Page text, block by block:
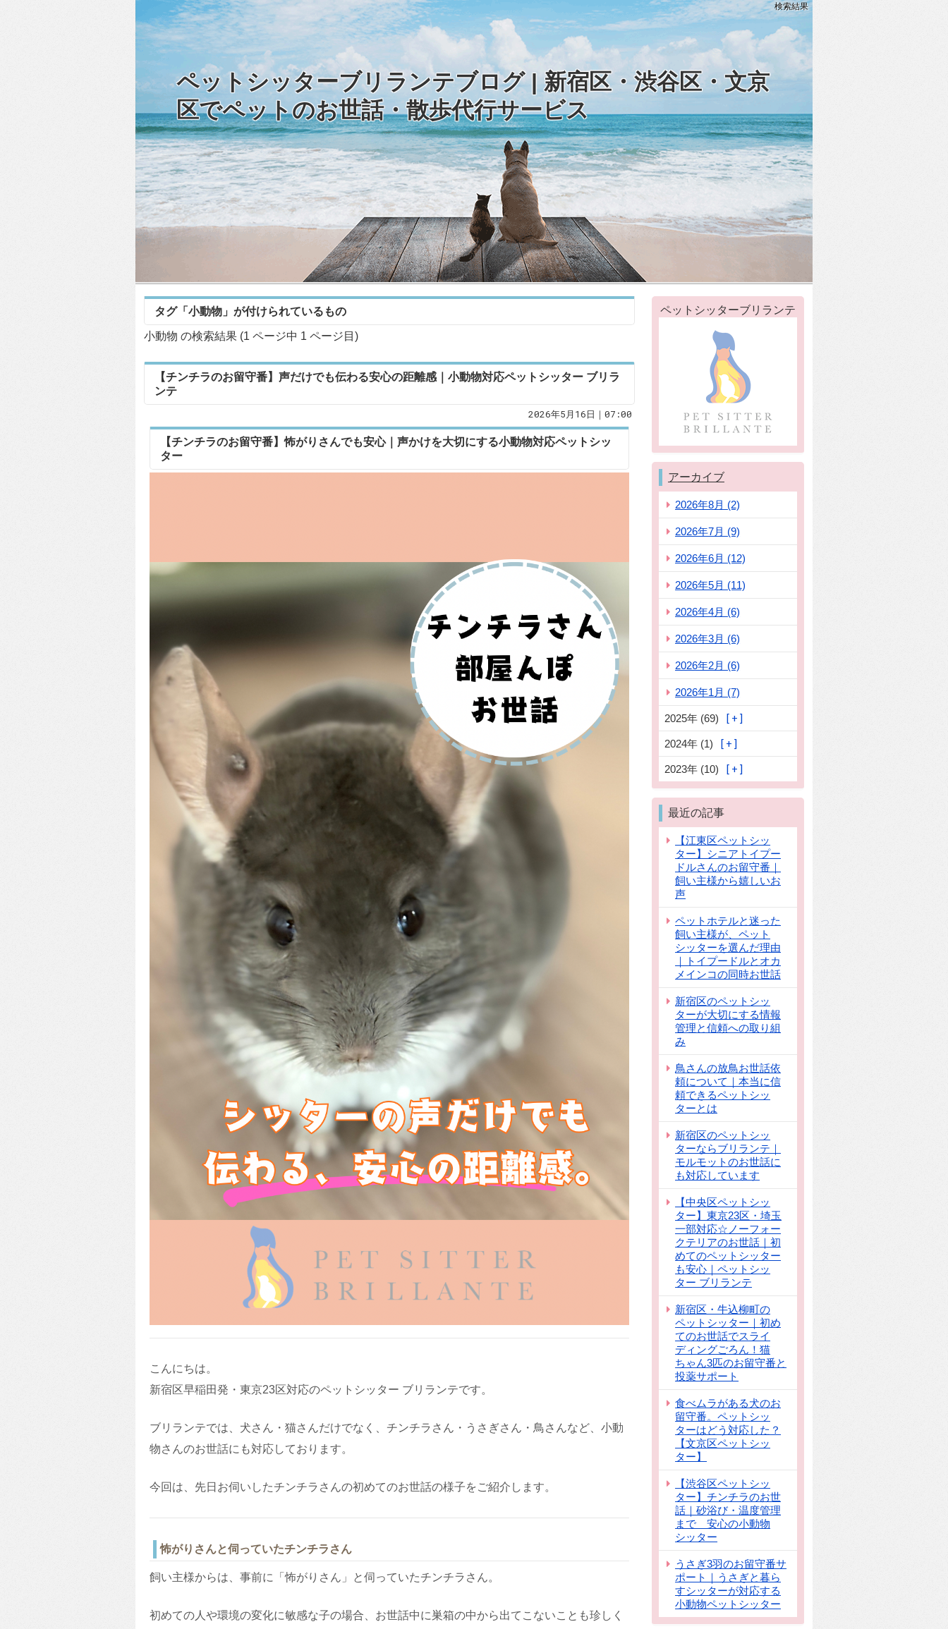
検索結果
ペットシッターブリランテブログ | 新宿区・渋谷区・文京
区でペットのお世話・散歩代行サービス
タグ「小動物」が付けられているもの
小動物 の検索結果 (1 ページ中 1 ページ目)
【チンチラのお留守番】声だけでも伝わる安心の距離感｜小動物対応ペットシッター ブリラ
ンテ
2026年5月16日｜07:00
【チンチラのお留守番】怖がりさんでも安心｜声かけを大切にする小動物対応ペットシッ
ター
こんにちは。
新宿区早稲田発・東京23区対応のペットシッター ブリランテです。
ブリランテでは、犬さん・猫さんだけでなく、チンチラさん・うさぎさん・鳥さんなど、小動
物さんのお世話にも対応しております。
今回は、先日お伺いしたチンチラさんの初めてのお世話の様子をご紹介します。
怖がりさんと伺っていたチンチラさん
飼い主様からは、事前に「怖がりさん」と伺っていたチンチラさん。
初めての人や環境の変化に敏感な子の場合、お世話中に巣箱の中から出てこないことも珍しく
ペットシッターブリランテ
アーカイブ
2026年8月 (2)
2026年7月 (9)
2026年6月 (12)
2026年5月 (11)
2026年4月 (6)
2026年3月 (6)
2026年2月 (6)
2026年1月 (7)
2025年 (69)
2024年 (1)
2023年 (10)
最近の記事
【江東区ペットシッ
ター】シニアトイプー
ドルさんのお留守番｜
飼い主様から嬉しいお
声
ペットホテルと迷った
飼い主様が、ペット
シッターを選んだ理由
｜トイプードルとオカ
メインコの同時お世話
新宿区のペットシッ
ターが大切にする情報
管理と信頼への取り組
み
鳥さんの放鳥お世話依
頼について｜本当に信
頼できるペットシッ
ターとは
新宿区のペットシッ
ターならブリランテ｜
モルモットのお世話に
も対応しています
【中央区ペットシッ
ター】東京23区・埼玉
一部対応☆ノーフォー
クテリアのお世話｜初
めてのペットシッター
も安心｜ペットシッ
ター ブリランテ
新宿区・牛込柳町の
ペットシッター｜初め
てのお世話でスライ
ディングごろん！猫
ちゃん3匹のお留守番と
投薬サポート
食べムラがある犬のお
留守番。ペットシッ
ターはどう対応した？
【文京区ペットシッ
ター】
【渋谷区ペットシッ
ター】チンチラのお世
話｜砂浴び・温度管理
まで 安心の小動物
シッター
うさぎ3羽のお留守番サ
ポート｜うさぎと暮ら
すシッターが対応する
小動物ペットシッター